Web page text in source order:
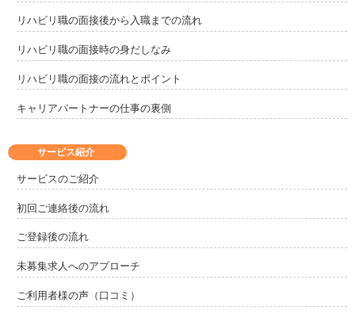
サービス紹介
サービスのご紹介
初回ご連絡後の流れ
ご登録後の流れ
未募集求人へのアプローチ
ご利用者様の声（口コミ）
リハビリ職の面接後から入職までの流れ
リハビリ職の面接時の身だしなみ
リハビリ職の面接の流れとポイント
キャリアパートナーの仕事の裏側